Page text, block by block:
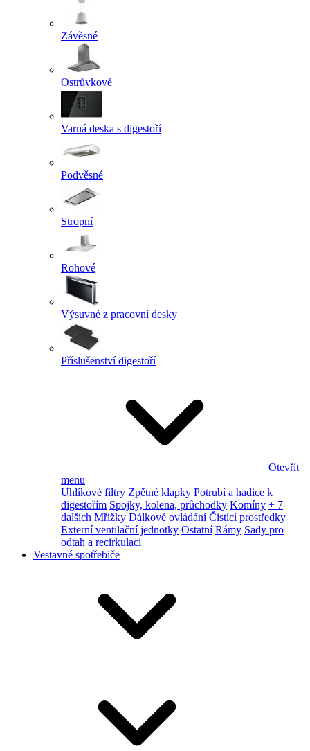
Závěsné
Ostrůvkové
Varná deska s digestoří
Podvěsné
Stropní
Rohové
Výsuvné z pracovní desky
Příslušenství digestoří
Otevřít
menu
Uhlíkové filtry Zpětné klapky Potrubí a hadice k
digestořím Spojky, kolena, průchodky Komíny + 7
dalších Mřížky Dálkové ovládání Čistící prostředky
Externí ventilační jednotky Ostatní Rámy Sady pro
odtah a recirkulaci
Vestavné spotřebiče